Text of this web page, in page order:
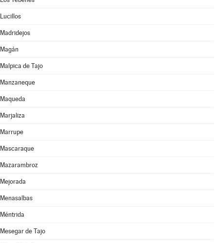
Lucillos
Madridejos
Magán
Malpica de Tajo
Manzaneque
Maqueda
Marjaliza
Marrupe
Mascaraque
Mazarambroz
Mejorada
Menasalbas
Méntrida
Mesegar de Tajo